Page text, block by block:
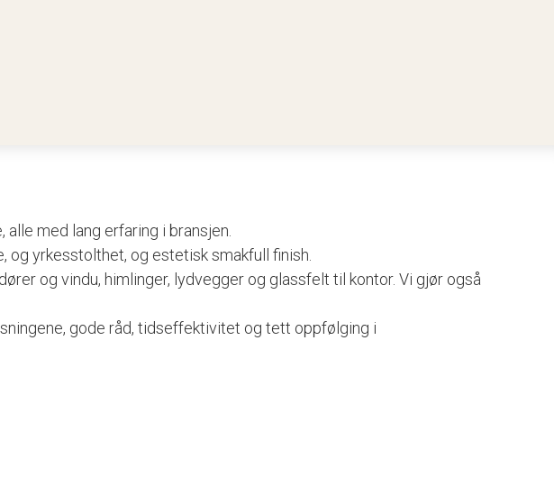
med lang erfaring i bransjen.
yrkesstolthet, og estetisk smakfull finish.
og vindu, himlinger, lydvegger og glassfelt til kontor. Vi gjør også
gode råd, tidseffektivitet og tett oppfølging i